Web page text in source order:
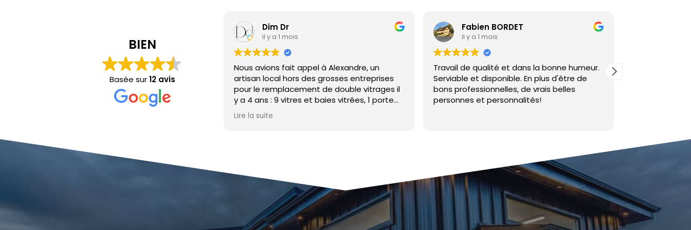
BIEN
Basée sur12 avis
Nous avions fait appel à Alexandre, un
artisan local hors des grosses entreprises
pour le remplacement de double vitrages il
y a 4 ans : 9 vitres et baies vitrées, 1 porte
d'entrée don't aucune a la même
dimension. Le contact a été rapide et les
beaucoup plus intéressant que pour de plus
grosses structures ! Lorsque nous avons
remplacé notre vieille véranda en pièce de
vie l'année dernière, nous n'avons donc pas
hésité une seule seconde à les rappeler
pour 3 baies vitrées démesurées : 1,60 par 2
Fabien BORDET
Travail de qualité et dans la bonne humeur.
Serviable et disponible. En plus d'être de
bons professionnelles, de vrais belles
personnes et personnalités!
Camille D
Double vitrage et isolation des coffres
volets roulants sur 5 appartements.
Excellent contact, travail impeccable, à
recommander vivement !